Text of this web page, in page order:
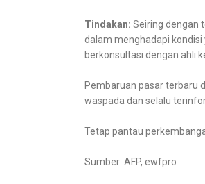
Tindakan: Seiring dengan
dalam menghadapi
berkonsultasi dengan ahli
Pembaruan pasar terbaru
waspada dan selalu
Tetap pantau
Sumber: AFP, ewfpro